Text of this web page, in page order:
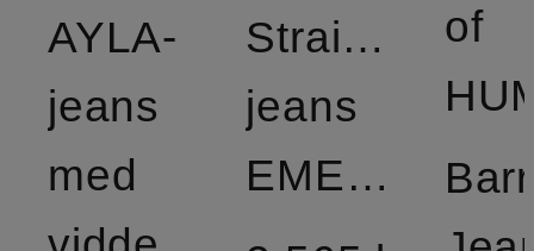
AYLA-
jeans
med
Straight
jeans
EMERSON
of